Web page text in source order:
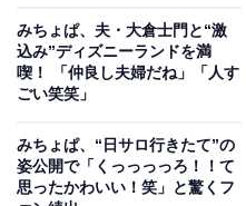
みちょぱ、夫・大倉士門と“激
込み”ディズニーランドを満
喫！ 「仲良し夫婦だね」「人す
ごい笑笑」
みちょぱ、“日サロ行きたて”の
姿公開で「くっっっっろ！！て
思ったかわいい！笑」と驚くフ